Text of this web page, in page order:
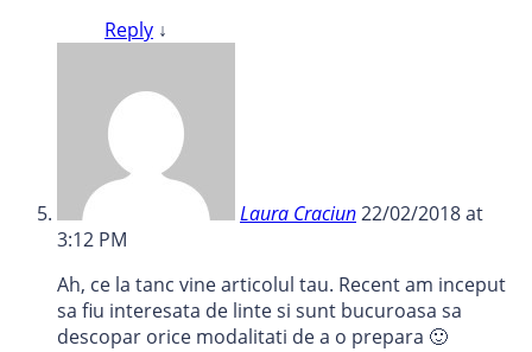
Reply ↓
Laura Craciun22/02/2018 at
3:12 PM
Ah, ce la tanc vine articolul tau. Recent am inceput
sa fiu interesata de linte si sunt bucuroasa sa
descopar orice modalitati de a o prepara 🙂